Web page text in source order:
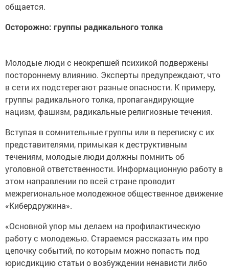
общается.
Осторожно: группы радикального толка
Молодые люди с неокрепшей психикой подвержены
постороннему влиянию. Эксперты предупреждают, что
в сети их подстерегают разные опасности. К примеру,
группы радикального толка, пропагандирующие
нацизм, фашизм, радикальные религиозные течения.
Вступая в сомнительные группы или в переписку с их
представителями, примыкая к деструктивным
течениям, молодые люди должны помнить об
уголовной ответственности. Информационную работу в
этом направлении по всей стране проводит
межрегиональное молодежное общественное движение
«Кибердружина».
«Основной упор мы делаем на профилактическую
работу с молодежью. Стараемся рассказать им про
цепочку событий, по которым можно попасть под
юрисдикцию статьи о возбуждении ненависти либо